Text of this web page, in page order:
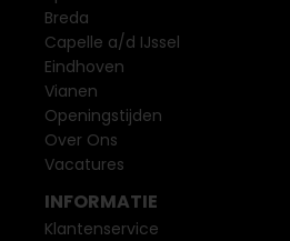
Breda
Capelle a/d IJssel
Eindhoven
Vianen
Openingstijden
Over Ons
Vacatures
INFORMATIE
Klantenservice